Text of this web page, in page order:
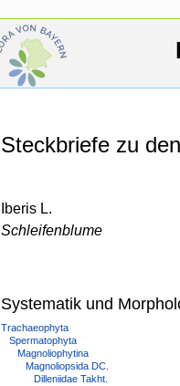
Steckbriefe zu
Iberis L.
Schleifenblume
Systematik und
Trachaeophyta
Spermatophyta
Magnoliophytina
Magnoliopsida DC.
Dilleniidae Takht.